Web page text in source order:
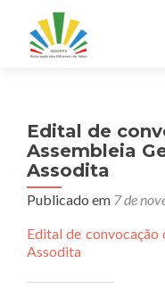
Edital de
Assembleia
Assodita
Publicado em 7 de
Edital de
Assodita